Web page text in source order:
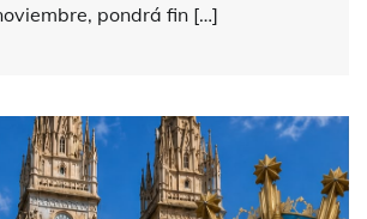
pondrá fin […]